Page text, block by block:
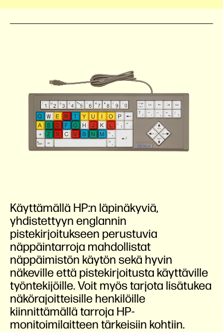
Käyttämällä HP:n läpinäkyviä,
yhdistettyyn englannin
pistekirjoitukseen perustuvia
näppäintarroja mahdollistat
näppäimistön käytön sekä hyvin
näkeville että pistekirjoitusta käyttäville
työntekijöille. Voit myös tarjota lisätukea
näkörajoitteisille henkilöille
kiinnittämällä tarroja HP-
monitoimilaitteen tärkeisiin kohtiin.